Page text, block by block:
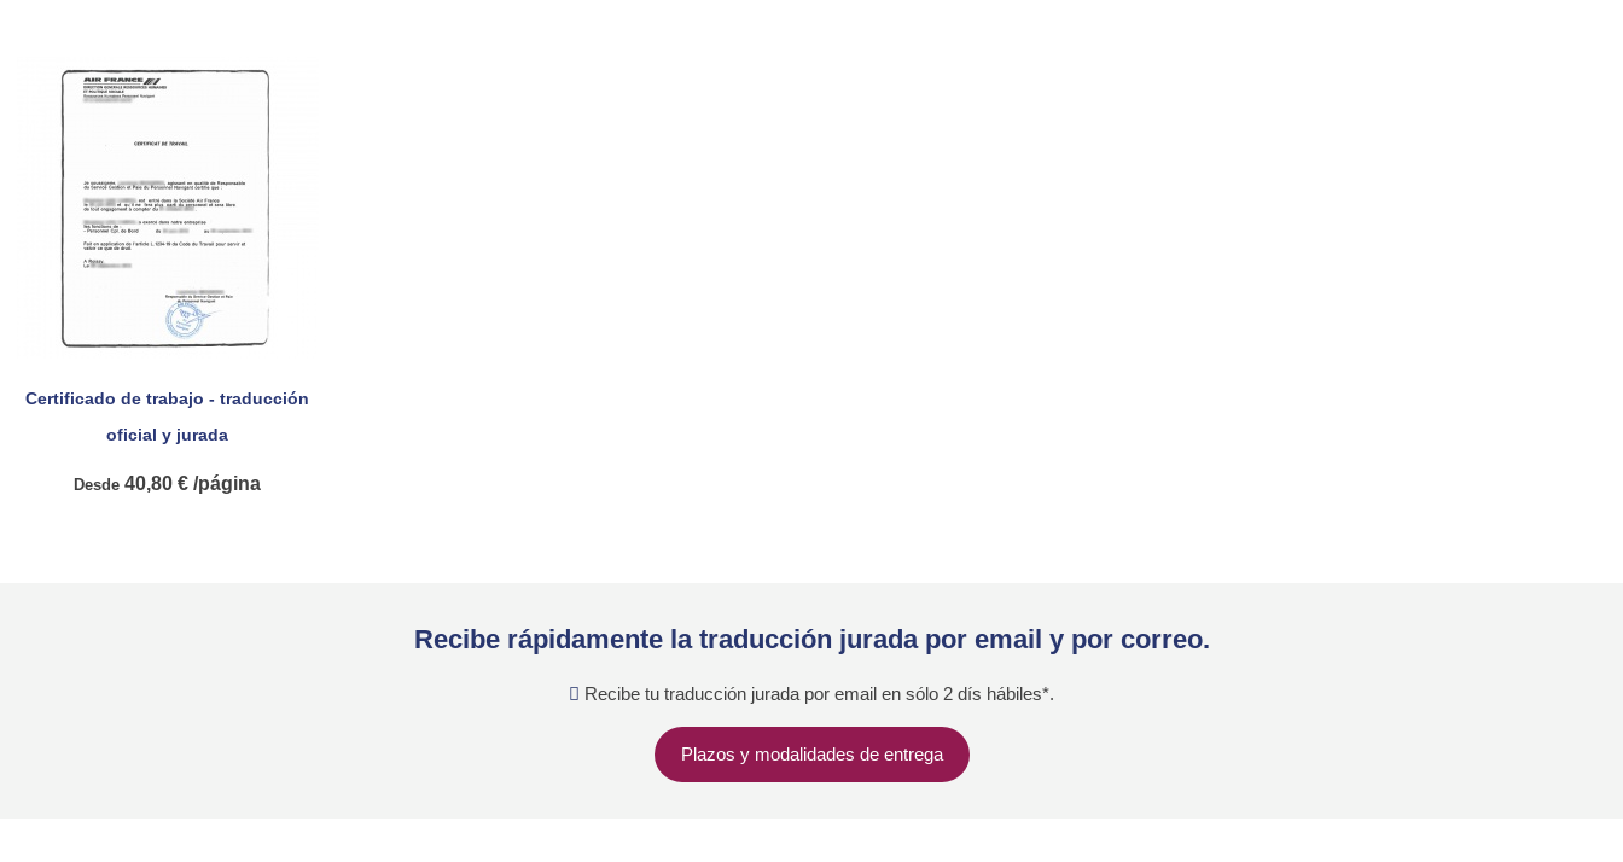
Certificado de trabajo - traducción
oficial y jurada
Desde 40,80 € /página
 Vista rápida
Recibe rápidamente la traducción jurada por email y por correo.
Recibe tu traducción jurada por email en sólo 2 dís hábiles*.
Plazos y modalidades de entrega